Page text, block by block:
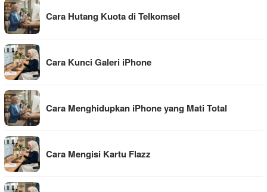
Cara Hutang Kuota di Telkomsel
Cara Kunci Galeri iPhone
Cara Menghidupkan iPhone yang Mati Total
Cara Mengisi Kartu Flazz